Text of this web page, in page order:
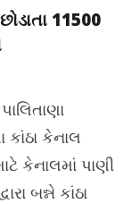
11500
કેનાલ
કેનાલમાં પાણી
બન્ને કાંઠા